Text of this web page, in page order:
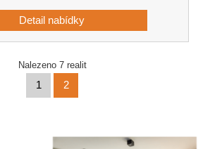
Nalezeno 7 realit
1 2